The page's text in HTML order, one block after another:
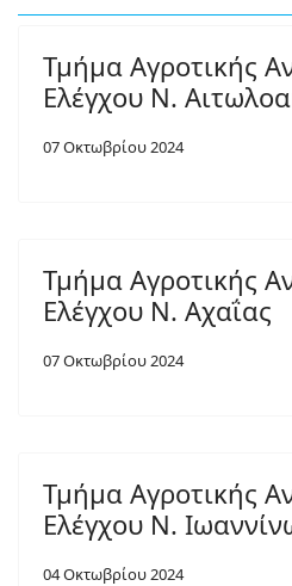
Τμήμα Αγροτικής
Ελέγχου Ν.
07 Οκτωβρίου 2024
Τμήμα Αγροτικής
Ελέγχου Ν. Αχαΐας
07 Οκτωβρίου 2024
Τμήμα Αγροτικής
Ελέγχου Ν.
04 Οκτωβρίου 2024